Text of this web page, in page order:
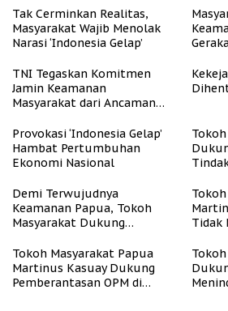
Tak Cerminkan Realitas,
Masyarakat Wajib Menolak
Narasi ‘Indonesia Gelap’
TNI Tegaskan Komitmen
Jamin Keamanan
Masyarakat dari Ancaman
Provokasi ‘Indonesia Gelap’
Hambat Pertumbuhan
Ekonomi Nasional
Demi Terwujudnya
Keamanan Papua, Tokoh
Masyarakat Dukung
Terhadap OPM
Tidak
Tokoh Masyarakat Papua
Martinus Kasuay Dukung
Pemberantasan OPM di